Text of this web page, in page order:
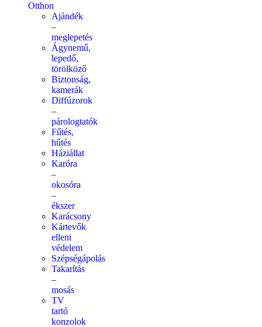
Otthon
Ajándék
–
meglepetés
Ágynemű,
lepedő,
törölköző
Biztonság,
kamerák
Diffúzorok
–
párologtatók
Fűtés,
hűtés
Háziállat
Karóra
–
okosóra
–
ékszer
Karácsony
Kártevők
elleni
védelem
Szépségápolás
Takarítás
–
mosás
TV
tartó
konzolok